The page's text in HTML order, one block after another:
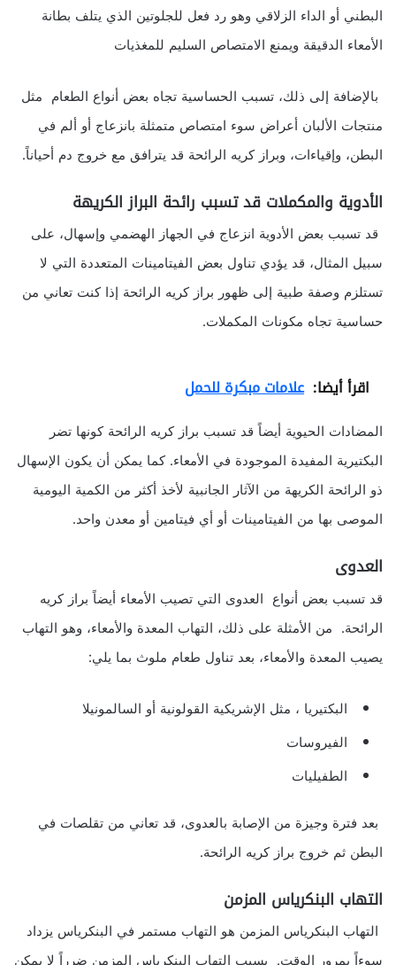
البطني أو الداء الزلاقي وهو رد فعل للجلوتين الذي يتلف بطانة
الأمعاء الدقيقة ويمنع الامتصاص السليم للمغذيات
بالإضافة إلى ذلك، تسبب الحساسية تجاه بعض أنواع الطعام مثل
منتجات الألبان أعراض سوء امتصاص متمثلة بانزعاج أو ألم في
البطن، وإقياءات، وبراز كريه الرائحة قد يترافق مع خروج دم أحياناً.
الأدوية والمكملات قد تسبب رائحة البراز الكريهة
قد تسبب بعض الأدوية انزعاج في الجهاز الهضمي وإسهال، على
سبيل المثال، قد يؤدي تناول بعض الفيتامينات المتعددة التي لا
تستلزم وصفة طبية إلى ظهور براز كريه الرائحة إذا كنت تعاني من
حساسية تجاه مكونات المكملات.
اقرأ أيضا: علامات مبكرة للحمل
المضادات الحيوية أيضاً قد تسبب براز كريه الرائحة كونها تضر
البكتيرية المفيدة الموجودة في الأمعاء. كما يمكن أن يكون الإسهال
ذو الرائحة الكريهة من الآثار الجانبية لأخذ أكثر من الكمية اليومية
الموصى بها من الفيتامينات أو أي فيتامين أو معدن واحد.
العدوى
قد تسبب بعض أنواع العدوى التي تصيب الأمعاء أيضاً براز كريه
الرائحة. من الأمثلة على ذلك، التهاب المعدة والأمعاء، وهو التهاب
يصيب المعدة والأمعاء، بعد تناول طعام ملوث بما يلي:
البكتيريا ، مثل الإشريكية القولونية أو السالمونيلا
الفيروسات
الطفيليات
بعد فترة وجيزة من الإصابة بالعدوى، قد تعاني من تقلصات في
البطن ثم خروج براز كريه الرائحة.
التهاب البنكرياس المزمن
التهاب البنكرياس المزمن هو التهاب مستمر في البنكرياس يزداد